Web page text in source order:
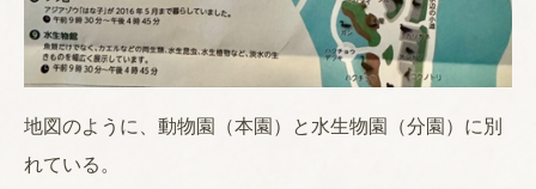
地図のように、動物園（本園）と水生物園（分園）に別
れている。